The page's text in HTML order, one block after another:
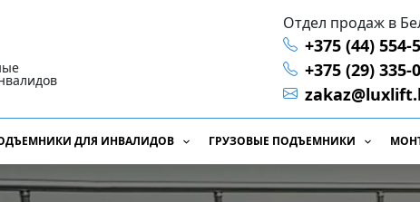
Отдел продаж в
+375 (44) 554-
+375 (29) 335-
ДЛЯ ИНВАЛИДОВ ГРУЗОВЫЕ ПОДЪЕМНИКИ